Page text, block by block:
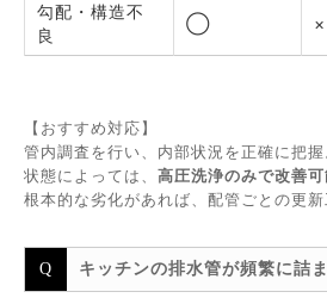
勾配・構造不
良
◯ ×
【おすすめ対応】
管内調査を行い、内部状況を正確に把握
状態によっては、 高圧洗浄のみで改善可
根本的な劣化があれば、配管ごとの更新
キッチンの排水管が頻繁に詰ま